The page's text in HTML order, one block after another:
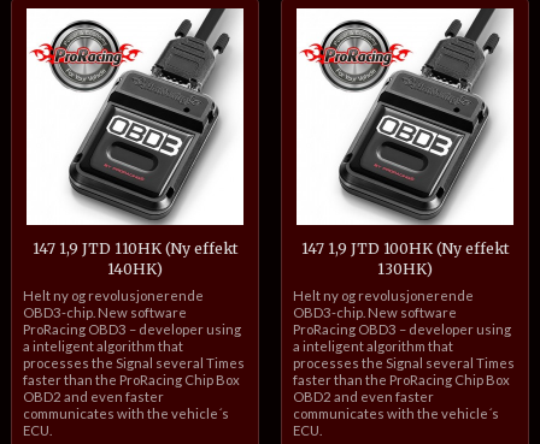
147 1,9 JTD 110HK (Ny effekt
140HK)
inkl.
mva.
Helt ny og revolusjonerende
OBD3-chip. New software
ProRacing OBD3 – developer using
a inteligent algorithm that
processes the Signal several Times
faster than the ProRacing Chip Box
OBD2 and even faster
communicates with the vehicle´s
ECU.
147 1,9 JTD 100HK (Ny effekt
130HK)
inkl.
mva.
Helt ny og revolusjonerende
OBD3-chip. New software
ProRacing OBD3 – developer using
a inteligent algorithm that
processes the Signal several Times
faster than the ProRacing Chip Box
OBD2 and even faster
communicates with the vehicle´s
ECU.